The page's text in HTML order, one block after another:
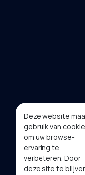
Deze website
gebruik van
om uw browse-
ervaring te
verbeteren. Door
deze site te